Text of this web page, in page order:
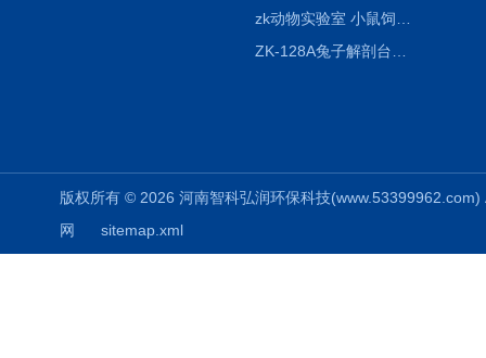
版权所有 © 2026 河南智科弘润环保科技
网
sitemap.xml